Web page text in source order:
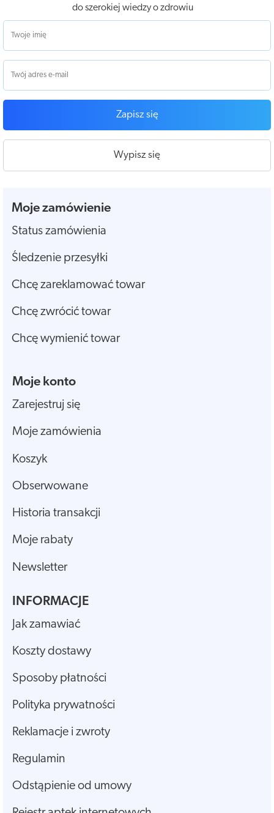
do szerokiej wiedzy o zdrowiu
Zapisz się
Wypisz się
Moje zamówienie
Status zamówienia
Śledzenie przesyłki
Chcę zareklamować towar
Chcę zwrócić towar
Chcę wymienić towar
Moje konto
Zarejestruj się
Moje zamówienia
Koszyk
Obserwowane
Historia transakcji
Moje rabaty
Newsletter
INFORMACJE
Jak zamawiać
Koszty dostawy
Sposoby płatności
Polityka prywatności
Reklamacje i zwroty
Regulamin
Odstąpienie od umowy